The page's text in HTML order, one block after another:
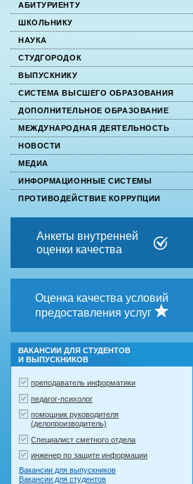
АБИТУРИЕНТУ
ШКОЛЬНИКУ
НАУКА
СТУДГОРОДОК
ВЫПУСКНИКУ
СИСТЕМА ВЫСШЕГО ОБРАЗОВАНИЯ
ДОПОЛНИТЕЛЬНОЕ ОБРАЗОВАНИЕ
МЕЖДУНАРОДНАЯ ДЕЯТЕЛЬНОСТЬ
НОВОСТИ
МЕДИА
ИНФОРМАЦИОННЫЕ СИСТЕМЫ
ПРОТИВОДЕЙСТВИЕ КОРРУПЦИИ
Анкеты внутренней
оценки качества
Оценка качества условий
предоставления услуг
ВАКАНСИИ ДЛЯ СТУДЕНТОВ
И ВЫПУСКНИКОВ
преподаватель информатики
педагог-психолог
помощник руководителя
(делопроизводитель)
Специалист сметного отдела
инженер по защите информации
Вакансии для выпускников
Вакансии для студентов